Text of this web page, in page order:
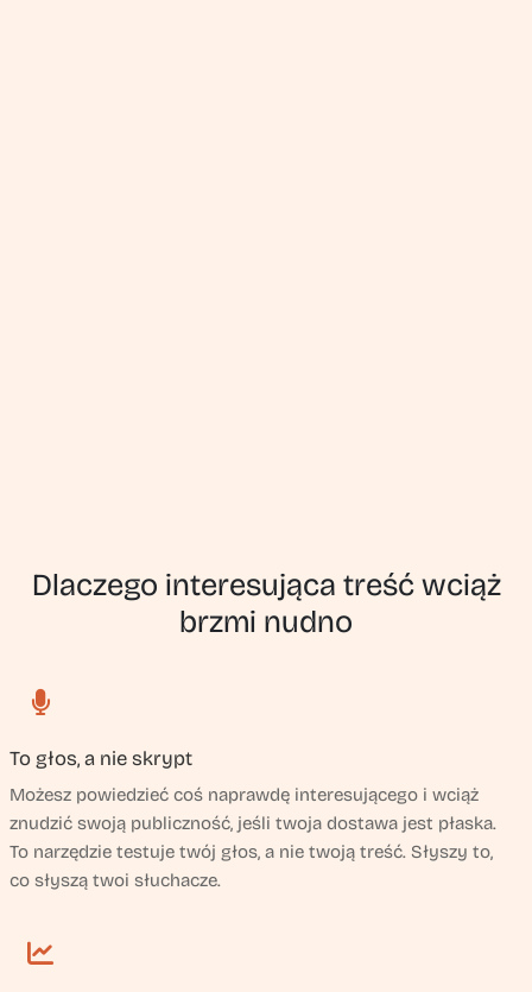
Dlaczego interesująca treść wciąż
brzmi nudno
To głos, a nie skrypt
Możesz powiedzieć coś naprawdę interesującego i wciąż
znudzić swoją publiczność, jeśli twoja dostawa jest płaska.
To narzędzie testuje twój głos, a nie twoją treść. Słyszy to,
co słyszą twoi słuchacze.